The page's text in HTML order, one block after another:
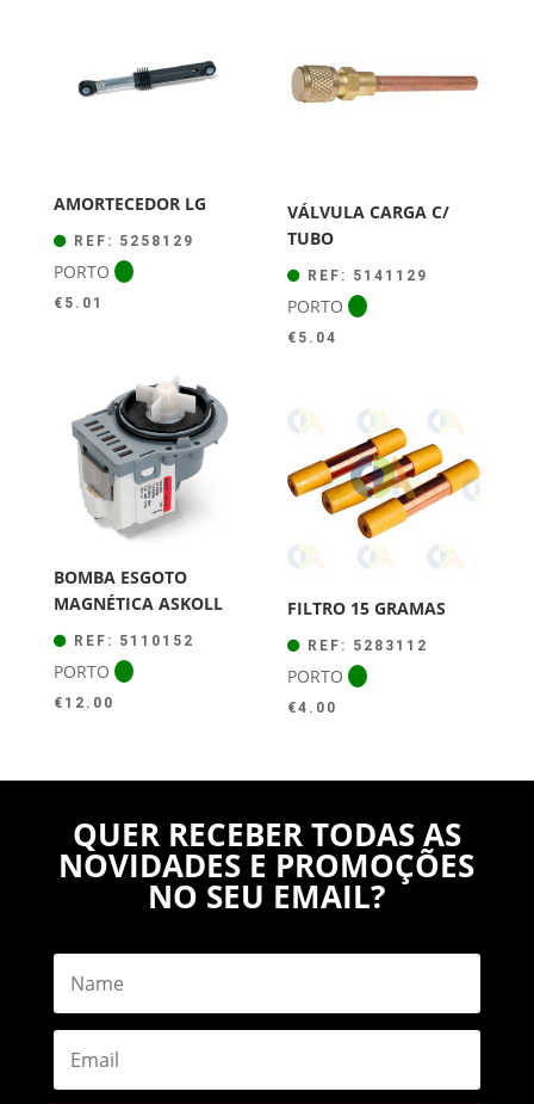
AMORTECEDOR LG
REF: 5258129
PORTO
€ 5.01
VÁLVULA CARGA C/
TUBO
REF: 5141129
PORTO
€ 5.04
BOMBA ESGOTO
MAGNÉTICA ASKOLL
REF: 5110152
PORTO
€ 12.00
FILTRO 15 GRAMAS
REF: 5283112
PORTO
€4.00
QUER RECEBER TODAS AS
NOVIDADES E PROMOÇÕES
NO SEU EMAIL?